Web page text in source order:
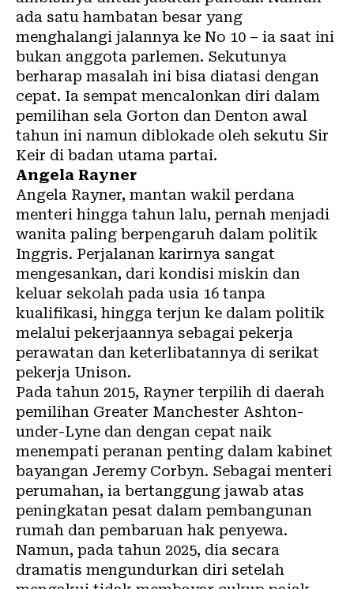
ada satu hambatan besar yang
menghalangi jalannya ke No 10 – ia saat ini
bukan anggota parlemen. Sekutunya
berharap masalah ini bisa diatasi dengan
cepat. Ia sempat mencalonkan diri dalam
pemilihan sela Gorton dan Denton awal
tahun ini namun diblokade oleh sekutu Sir
Keir di badan utama partai.
Angela Rayner
Angela Rayner, mantan wakil perdana
menteri hingga tahun lalu, pernah menjadi
wanita paling berpengaruh dalam politik
Inggris. Perjalanan karirnya sangat
mengesankan, dari kondisi miskin dan
keluar sekolah pada usia 16 tanpa
kualifikasi, hingga terjun ke dalam politik
melalui pekerjaannya sebagai pekerja
perawatan dan keterlibatannya di serikat
pekerja Unison.
Pada tahun 2015, Rayner terpilih di daerah
pemilihan Greater Manchester Ashton-
under-Lyne dan dengan cepat naik
menempati peranan penting dalam kabinet
bayangan Jeremy Corbyn. Sebagai menteri
perumahan, ia bertanggung jawab atas
peningkatan pesat dalam pembangunan
rumah dan pembaruan hak penyewa.
Namun, pada tahun 2025, dia secara
dramatis mengundurkan diri setelah